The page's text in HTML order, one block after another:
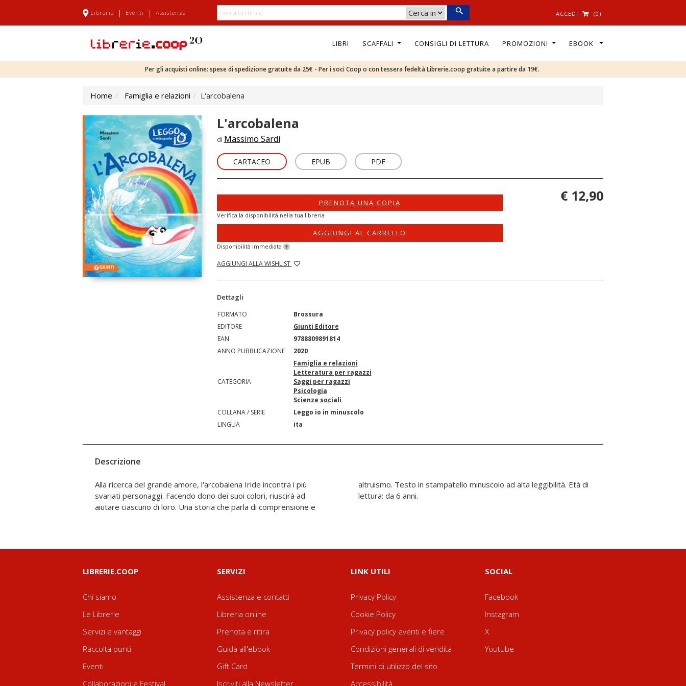
Librerie | Eventi | Assistenza ACCEDI (0)
LIBRI SCAFFALI CONSIGLI DI LETTURA PROMOZIONI EBOOK
Per gli acquisti online: spese di spedizione gratuite da 25€ - Per i soci Coop o con tessera fedeltà Librerie.coop gratuite a partire da 19€.
Home Famiglia e relazioni L'arcobalena
L'arcobalena
di Massimo Sardi
CARTACEO EPUB PDF
PRENOTA UNA COPIA
Verifica la disponibilità nella tua libreria
AGGIUNGI AL CARRELLO
Disponibilità immediata ?
AGGIUNGI ALLA WISHLIST
€ 12,90
Dettagli
FORMATO
Brossura
EDITORE
Giunti Editore
EAN
9788809891814
ANNO PUBBLICAZIONE
2020
CATEGORIA
Famiglia e relazioni
Letteratura per ragazzi
Saggi per ragazzi
Psicologia
Scienze sociali
COLLANA / SERIE
Leggo io in minuscolo
LINGUA
ita
Descrizione
Alla ricerca del grande amore, l'arcobalena Iride incontra i più
svariati personaggi. Facendo dono dei suoi colori, riuscirà ad
aiutare ciascuno di loro. Una storia che parla di comprensione e
altruismo. Testo in stampatello minuscolo ad alta leggibilità. Età di
lettura: da 6 anni.
LIBRERIE.COOP
Chi siamo
Le Librerie
Servizi e vantaggi
Raccolta punti
Eventi
Collaborazioni e Festival
SERVIZI
Assistenza e contatti
Libreria online
Prenota e ritira
Guida all'ebook
Gift Card
Iscriviti alla Newsletter
LINK UTILI
Privacy Policy
Cookie Policy
Privacy policy eventi e fiere
Condizioni generali di vendita
Termini di utilizzo del sito
Accessibilità
SOCIAL
Facebook
Instagram
X
Youtube